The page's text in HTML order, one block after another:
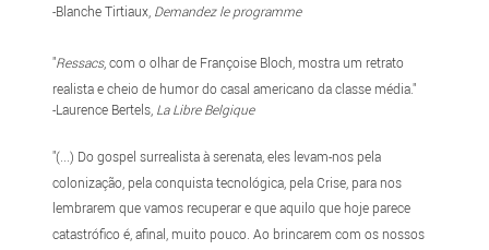
-Blanche Tirtiaux, Demandez le programme
"Ressacs, com o olhar de Françoise Bloch, mostra um retrato
realista e cheio de humor do casal americano da classe média."
-Laurence Bertels, La Libre Belgique
"(...) Do gospel surrealista à serenata, eles levam-nos pela
colonização, pela conquista tecnológica, pela Crise, para nos
lembrarem que vamos recuperar e que aquilo que hoje parece
catastrófico é, afinal, muito pouco. Ao brincarem com os nossos